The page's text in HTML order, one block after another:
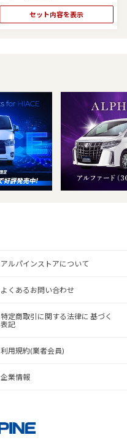
セット内容を表示
アルパインストアについて
よくあるお問い合わせ
特定商取引に関する法律に 基づく
表記
利用規約(業者会員)
企業情報